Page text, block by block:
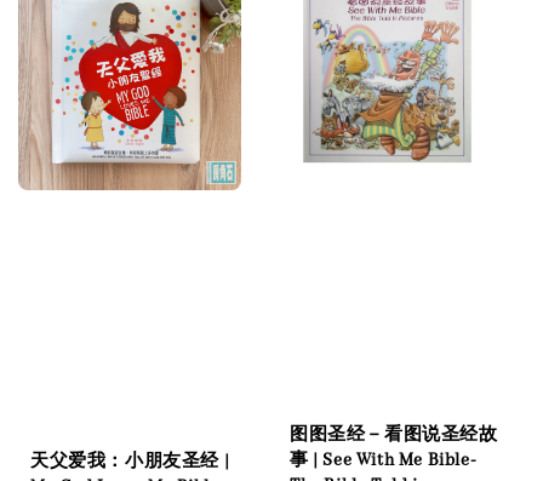
天父爱我：小朋友圣经 |
图图圣经－看图说圣经故
事 | See With Me Bible-